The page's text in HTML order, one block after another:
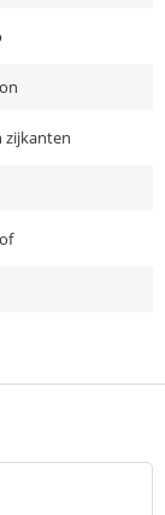
zijkanten